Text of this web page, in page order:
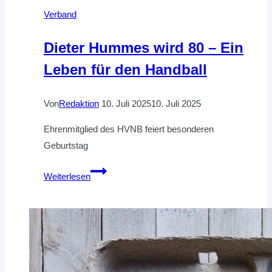
Verband
Dieter Hummes wird 80 – Ein
Leben für den Handball
VonRedaktion 10. Juli 202510. Juli 2025
Ehrenmitglied des HVNB feiert besonderen
Geburtstag
Weiterlesen
Dieter
80
–
Ein
Leben